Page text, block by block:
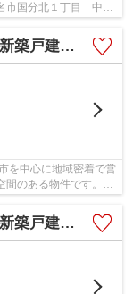
市国分北１丁目 中古
介手数料無料】
を中心に地域密着で営
のある物件です。コ
介手数料無料】